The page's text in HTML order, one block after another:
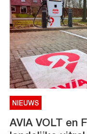
NIEUWS
AVIA VOLT en